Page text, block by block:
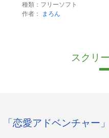
種類：フリーソフト
作者：
まろん
スクリ
「恋愛アドベンチャー